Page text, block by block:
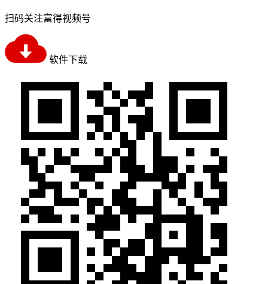
扫码关注富得视频号
软件下载